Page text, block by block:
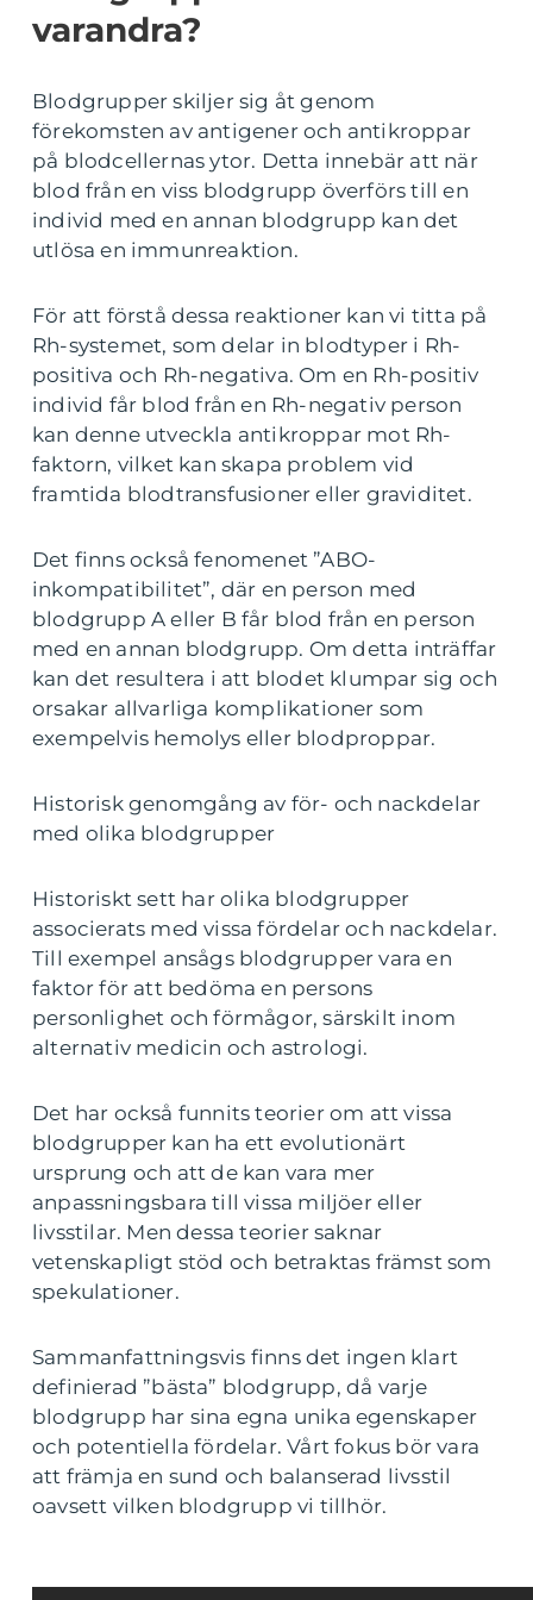
varandra?
Blodgrupper skiljer sig åt genom
förekomsten av antigener och antikroppar
på blodcellernas ytor. Detta innebär att när
blod från en viss blodgrupp överförs till en
individ med en annan blodgrupp kan det
utlösa en immunreaktion.
För att förstå dessa reaktioner kan vi titta på
Rh-systemet, som delar in blodtyper i Rh-
positiva och Rh-negativa. Om en Rh-positiv
individ får blod från en Rh-negativ person
kan denne utveckla antikroppar mot Rh-
faktorn, vilket kan skapa problem vid
framtida blodtransfusioner eller graviditet.
Det finns också fenomenet ”ABO-
inkompatibilitet”, där en person med
blodgrupp A eller B får blod från en person
med en annan blodgrupp. Om detta inträffar
kan det resultera i att blodet klumpar sig och
orsakar allvarliga komplikationer som
exempelvis hemolys eller blodproppar.
Historisk genomgång av för- och nackdelar
med olika blodgrupper
Historiskt sett har olika blodgrupper
associerats med vissa fördelar och nackdelar.
Till exempel ansågs blodgrupper vara en
faktor för att bedöma en persons
personlighet och förmågor, särskilt inom
alternativ medicin och astrologi.
Det har också funnits teorier om att vissa
blodgrupper kan ha ett evolutionärt
ursprung och att de kan vara mer
anpassningsbara till vissa miljöer eller
livsstilar. Men dessa teorier saknar
vetenskapligt stöd och betraktas främst som
spekulationer.
Sammanfattningsvis finns det ingen klart
definierad ”bästa” blodgrupp, då varje
blodgrupp har sina egna unika egenskaper
och potentiella fördelar. Vårt fokus bör vara
att främja en sund och balanserad livsstil
oavsett vilken blodgrupp vi tillhör.